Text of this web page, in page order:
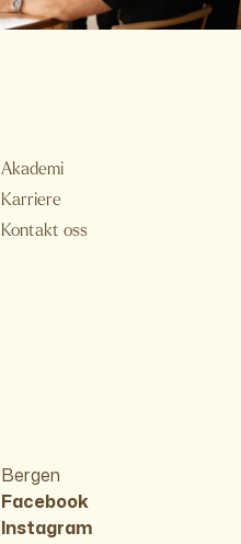
Akademi
Karriere
Kontakt oss
Bergen
Facebook
Instagram